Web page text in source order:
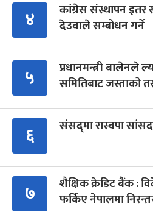
४
कांग्रेस संस्थापन इतर
देउवाले सम्बोधन गर्ने
५
प्रधानमन्त्री
समितिबाट जस्ताको
६ संसद्‍मा रास्वपा
७
शैक्षिक क्रेडिट बैंक :
फर्किए नेपालमा